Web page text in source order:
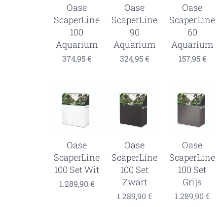
Oase
ScaperLine
100
Aquarium
374,95€
Oase
ScaperLine
90
Aquarium
324,95€
Oase
ScaperLine
60
Aquarium
157,95€
Oase
ScaperLine
100 Set Wit
1.289,90€
Oase
ScaperLine
100 Set
Zwart
1.289,90€
Oase
ScaperLine
100 Set
Grijs
1.289,90€